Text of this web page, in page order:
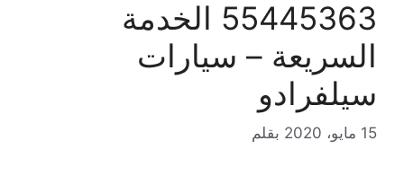
55445363 الخدمة
السريعة – سيارات
سيلفرادو
15 مايو، 2020 بقلم